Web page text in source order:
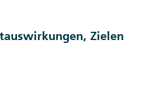
Zielen